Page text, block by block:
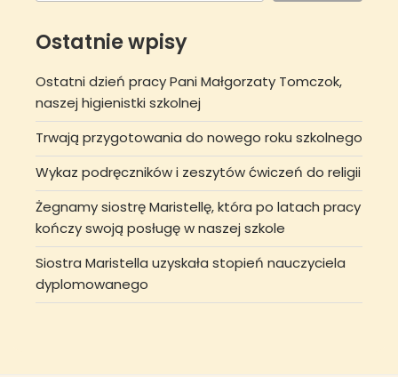
Ostatnie wpisy
Ostatni dzień pracy Pani Małgorzaty Tomczok,
naszej higienistki szkolnej
Trwają przygotowania do nowego roku szkolnego
Wykaz podręczników i zeszytów ćwiczeń do religii
Żegnamy siostrę Maristellę, która po latach pracy
kończy swoją posługę w naszej szkole
Siostra Maristella uzyskała stopień nauczyciela
dyplomowanego